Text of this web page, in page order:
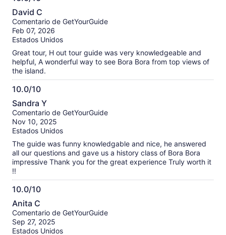
10.0
de
10
David C
Comentario de GetYourGuide
Feb 07, 2026
Estados Unidos
Great tour, H out tour guide was very knowledgeable and
helpful, A wonderful way to see Bora Bora from top views of
the island.
10.0/10
10.0
de
10
Sandra Y
Comentario de GetYourGuide
Nov 10, 2025
Estados Unidos
The guide was funny knowledgable and nice, he answered
all our questions and gave us a history class of Bora Bora
impressive Thank you for the great experience Truly worth it
!!
10.0/10
10.0
de
10
Anita C
Comentario de GetYourGuide
Sep 27, 2025
Estados Unidos